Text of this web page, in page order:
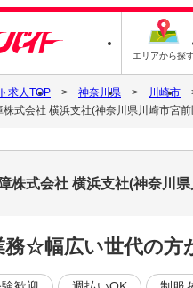
エリアから探
求人TOP 神奈川県
川崎市
株式会社 横浜支社(神奈川県川崎市宮
株式会社 横浜支社(神奈川
☆幅広い世代の方